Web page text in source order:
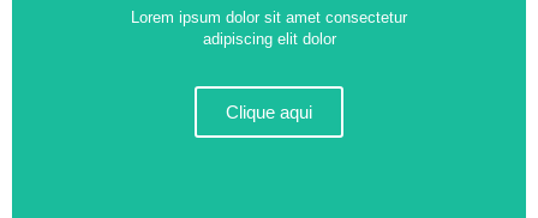
Lorem ipsum dolor sit amet consectetur
adipiscing elit dolor
Clique aqui